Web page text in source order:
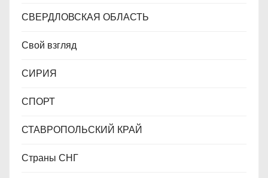
СВЕРДЛОВСКАЯ ОБЛАСТЬ
Свой взгляд
СИРИЯ
СПОРТ
СТАВРОПОЛЬСКИЙ КРАЙ
Страны СНГ